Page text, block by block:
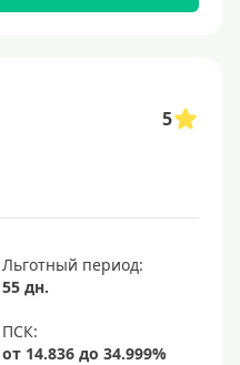
5
Льготный период:
55 дн.